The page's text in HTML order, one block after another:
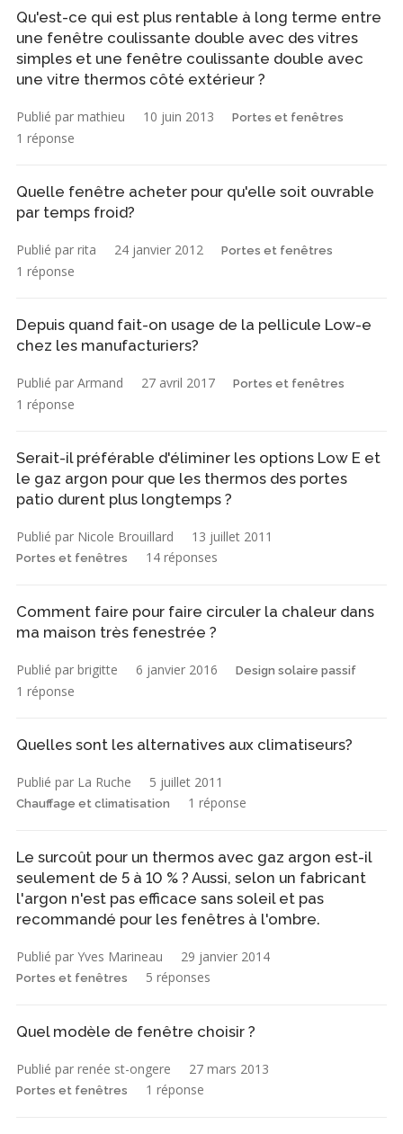
Qu'est-ce qui est plus rentable à long terme entre
une fenêtre coulissante double avec des vitres
simples et une fenêtre coulissante double avec
une vitre thermos côté extérieur ?
Publié par mathieu 10 juin 2013 Portes et fenêtres
1 réponse
Quelle fenêtre acheter pour qu'elle soit ouvrable
par temps froid?
Publié par rita 24 janvier 2012 Portes et fenêtres
1 réponse
Depuis quand fait-on usage de la pellicule Low-e
chez les manufacturiers?
Publié par Armand 27 avril 2017 Portes et fenêtres
1 réponse
Serait-il préférable d'éliminer les options Low E et
le gaz argon pour que les thermos des portes
patio durent plus longtemps ?
Publié par Nicole Brouillard 13 juillet 2011
Portes et fenêtres 14 réponses
Comment faire pour faire circuler la chaleur dans
ma maison très fenestrée ?
Publié par brigitte 6 janvier 2016 Design solaire passif
1 réponse
Quelles sont les alternatives aux climatiseurs?
Publié par La Ruche 5 juillet 2011
Chauffage et climatisation 1 réponse
Le surcoût pour un thermos avec gaz argon est-il
seulement de 5 à 10 % ? Aussi, selon un fabricant
l'argon n'est pas efficace sans soleil et pas
recommandé pour les fenêtres à l'ombre.
Publié par Yves Marineau 29 janvier 2014
Portes et fenêtres 5 réponses
Quel modèle de fenêtre choisir ?
Publié par renée st-ongere 27 mars 2013
Portes et fenêtres 1 réponse